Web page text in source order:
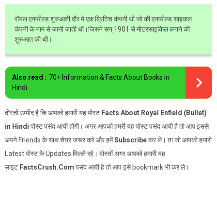
रॉयल एनफील्ड शुरुआती दौर मे एक ब्रिटिश कंपनी थी जो की एनफील्ड साइकल
कंपनी के नाम से जानी जाती थी।जिसने सन् 1901 से मोटरसाइकिल बनाने की
शुरुआत की थी।
Also read : 70+ Information & Facts About Books in
Hindi
दोस्तों उम्मीद है कि आपको हमारी यह पोस्ट Facts About Royal Enfield (Bullet)
in Hindi पोस्ट पसंद आयी होगी। अगर आपको हमरी यह पोस्ट पसंद आयी है तो आप इससे
अपने Friends के साथ शेयर जरूर करे और हमेंSubscribeकर ले। ता जो आपको हमारी
Latest पोस्ट के Updates मिलते रहे। दोस्तों अगर आपको हमारी यह
साइट FactsCrush.Com पसंद आयी है तो आप इसे bookmark भी कर ले।